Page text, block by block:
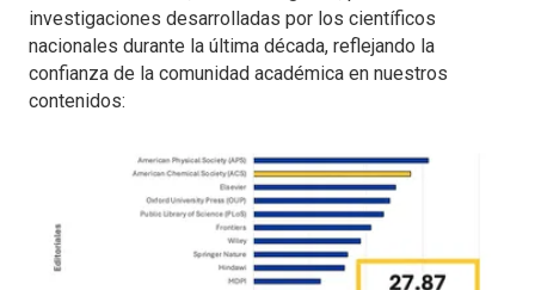
investigaciones desarrolladas por los científicos
nacionales durante la última década, reflejando la
confianza de la comunidad académica en nuestros
contenidos: